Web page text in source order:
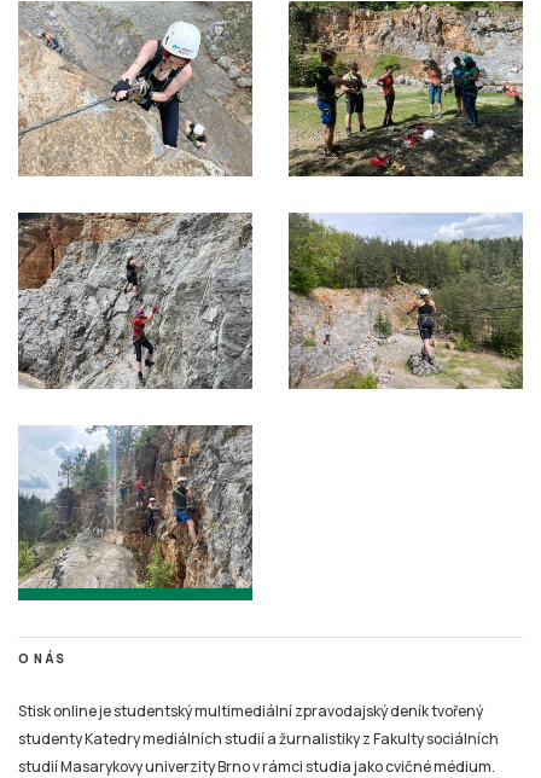
O NÁS
Stisk online je studentský multimediální zpravodajský deník tvořený
studenty Katedry mediálních studií a žurnalistiky z Fakulty sociálních
studií Masarykovy univerzity Brno v rámci studia jako cvičné médium.